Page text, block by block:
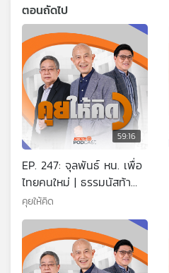
ตอนถัดไป
59:16
EP. 247: จุลพันธ์ หน. เพื่อ
ไทยคนใหม่ | ธรรมนัสท้า
ตรวจสอบ 400 ชีวิตในสภา
| อนุทินบนเวทีระดับโลก
คุยให้คิด